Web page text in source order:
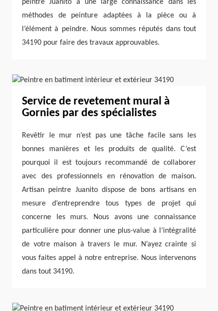
peintre Juanito a une large connaissance dans les
méthodes de peinture adaptées à la pièce ou à
l’élément à peindre. Nous sommes réputés dans tout
34190 pour faire des travaux approuvables.
Service de revetement mural à
Gornies par des spécialistes
Revêtir le mur n’est pas une tâche facile sans les
bonnes manières et les produits de qualité. C’est
pourquoi il est toujours recommandé de collaborer
avec des professionnels en rénovation de maison.
Artisan peintre Juanito dispose de bons artisans en
mesure d’entreprendre tous types de projet qui
concerne les murs. Nous avons une connaissance
particulière pour donner une plus-value à l’intégralité
de votre maison à travers le mur. N’ayez crainte si
vous faites appel à notre entreprise. Nous intervenons
dans tout 34190.